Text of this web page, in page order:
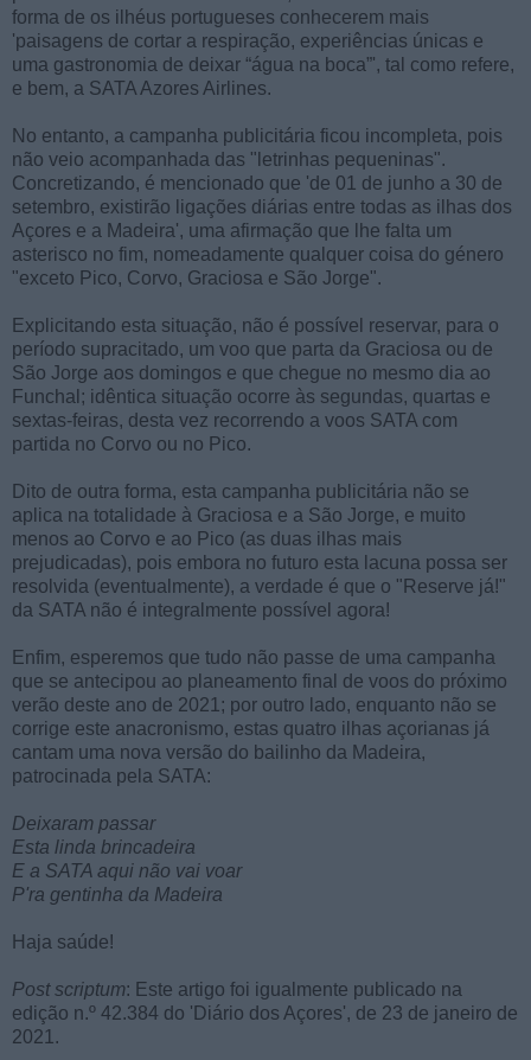
forma de os ilhéus portugueses conhecerem mais
'paisagens de cortar a respiração, experiências únicas e
uma gastronomia de deixar “água na boca”', tal como refere,
e bem, a SATA Azores Airlines.
No entanto, a campanha publicitária ficou incompleta, pois
não veio acompanhada das "letrinhas pequeninas".
Concretizando, é mencionado que 'de 01 de junho a 30 de
setembro, existirão ligações diárias entre todas as ilhas dos
Açores e a Madeira', uma afirmação que lhe falta um
asterisco no fim, nomeadamente qualquer coisa do género
"exceto Pico, Corvo, Graciosa e São Jorge".
Explicitando esta situação, não é possível reservar, para o
período supracitado, um voo que parta da Graciosa ou de
São Jorge aos domingos e que chegue no mesmo dia ao
Funchal; idêntica situação ocorre às segundas, quartas e
sextas-feiras, desta vez recorrendo a voos SATA com
partida no Corvo ou no Pico.
Dito de outra forma, esta campanha publicitária não se
aplica na totalidade à Graciosa e a São Jorge, e muito
menos ao Corvo e ao Pico (as duas ilhas mais
prejudicadas), pois embora no futuro esta lacuna possa ser
resolvida (eventualmente), a verdade é que o "Reserve já!"
da SATA não é integralmente possível agora!
Enfim, esperemos que tudo não passe de uma campanha
que se antecipou ao planeamento final de voos do próximo
verão deste ano de 2021; por outro lado, enquanto não se
corrige este anacronismo, estas quatro ilhas açorianas já
cantam uma nova versão do bailinho da Madeira,
patrocinada pela SATA:
Deixaram passar
Esta linda brincadeira
E a SATA aqui não vai voar
P'ra gentinha da Madeira
Haja saúde!
Post scriptum: Este artigo foi igualmente publicado na
edição n.º 42.384 do 'Diário dos Açores', de 23 de janeiro de
2021.